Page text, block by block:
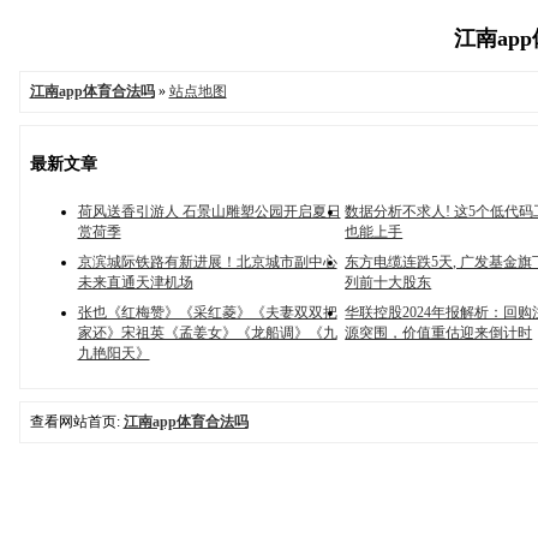
江南app
江南app体育合法吗» 站点地图
最新文章
荷风送香引游人 石景山雕塑公园开启夏日
赏荷季
数据分析不求人! 这5个低代码
也能上手
京滨城际铁路有新进展！北京城市副中心
未来直通天津机场
东方电缆连跌5天, 广发基金旗
列前十大股东
张也《红梅赞》《采红菱》《夫妻双双把
家还》宋祖英《孟姜女》《龙船调》《九
九艳阳天》
华联控股2024年报解析：回购
源突围，价值重估迎来倒计时
查看网站首页: 江南app体育合法吗